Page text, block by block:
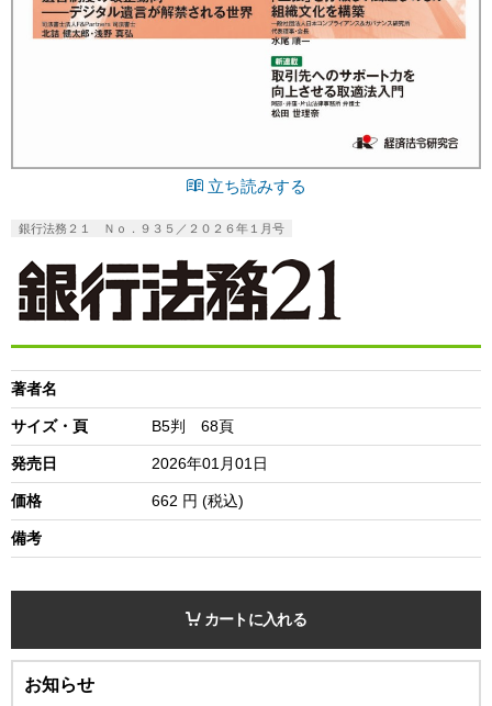
立ち読みする
銀行法務２１ Ｎｏ．９３５／２０２６年１月号
著者名
サイズ・頁 B5判 68頁
発売日 2026年01月01日
価格 662 円 (税込)
備考
カートに入れる
お知らせ